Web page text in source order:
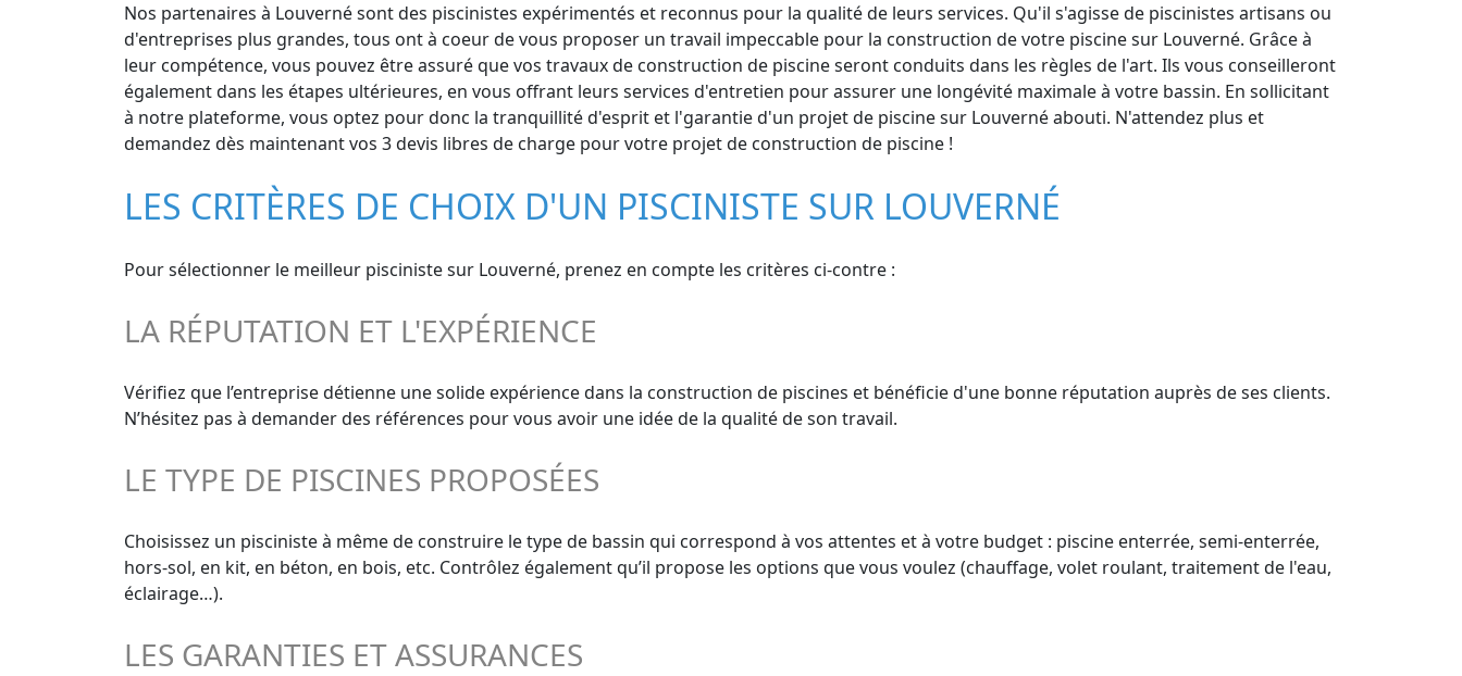
Nos partenaires à Louverné sont des piscinistes expérimentés et reconnus pour la qualité de leurs services. Qu'il s'agisse de piscinistes artisans ou
d'entreprises plus grandes, tous ont à coeur de vous proposer un travail impeccable pour la construction de votre piscine sur Louverné. Grâce à
leur compétence, vous pouvez être assuré que vos travaux de construction de piscine seront conduits dans les règles de l'art. Ils vous conseilleront
également dans les étapes ultérieures, en vous offrant leurs services d'entretien pour assurer une longévité maximale à votre bassin. En sollicitant
à notre plateforme, vous optez pour donc la tranquillité d'esprit et l'garantie d'un projet de piscine sur Louverné abouti. N'attendez plus et
demandez dès maintenant vos 3 devis libres de charge pour votre projet de construction de piscine !
LES CRITÈRES DE CHOIX D'UN PISCINISTE SUR LOUVERNÉ
Pour sélectionner le meilleur pisciniste sur Louverné, prenez en compte les critères ci-contre :
LA RÉPUTATION ET L'EXPÉRIENCE
Vérifiez que l’entreprise détienne une solide expérience dans la construction de piscines et bénéficie d'une bonne réputation auprès de ses clients.
N’hésitez pas à demander des références pour vous avoir une idée de la qualité de son travail.
LE TYPE DE PISCINES PROPOSÉES
Choisissez un pisciniste à même de construire le type de bassin qui correspond à vos attentes et à votre budget : piscine enterrée, semi-enterrée,
hors-sol, en kit, en béton, en bois, etc. Contrôlez également qu’il propose les options que vous voulez (chauffage, volet roulant, traitement de l'eau,
éclairage…).
LES GARANTIES ET ASSURANCES